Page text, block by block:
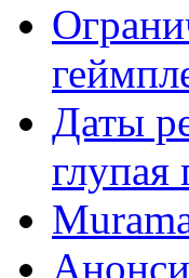
Даты
глупая